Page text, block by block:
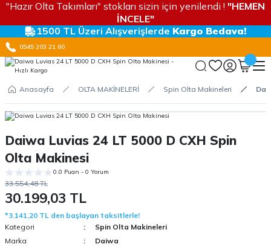
"Hazır Olta Takımları" stokları sizin için yenilendi ! "HEMEN
İNCELE"
1500 TL Üzeri Alışverişlerde Kargo Bedava!
0545 203 21 60
Anasayfa OLTA MAKİNELERİ Spin Olta Makineleri
Daiwa Luvias 24 LT 5000 D CXH Spin
Olta Makinesi
0.0 Puan - 0 Yorum
33.554,48 TL
30.199,03 TL
*3.141,20 TL den başlayan taksitlerle!
Kategori
Spin Olta Makineleri
Marka
Daiwa